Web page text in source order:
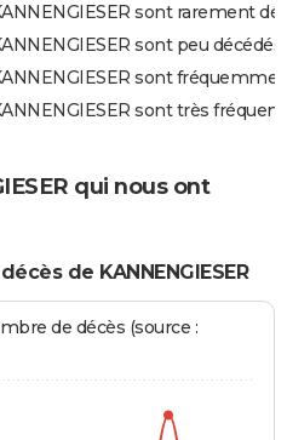
sont rarement
sont peu décédés
sont
sont très
qui nous ont
de KANNENGIESER
de décès (source :